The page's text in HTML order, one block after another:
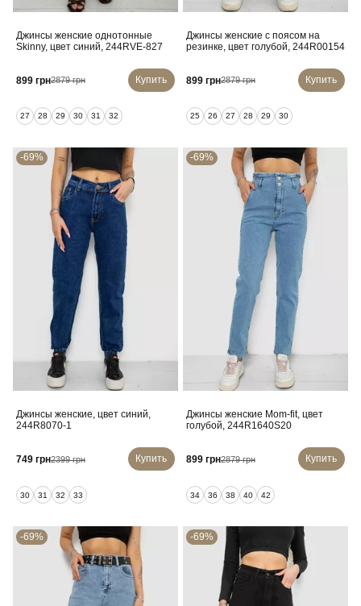
Джинсы женские однотонные
Skinny, цвет синий, 244RVE-827
899 грн2879 грн Купить
27 28 29 30 31 32
Джинсы женские с поясом на
резинке, цвет голубой, 244R00154
899 грн2879 грн Купить
25 26 27 28 29 30
-69%
Джинсы женские, цвет синий,
244R8070-1
749 грн2399 грн Купить
30 31 32 33
-69%
Джинсы женские Mom-fit, цвет
голубой, 244R1640S20
899 грн2879 грн Купить
34 36 38 40 42
-69% -69%